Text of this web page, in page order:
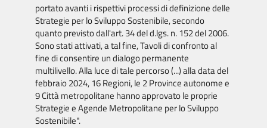
portato avanti i rispettivi processi di definizione delle
Strategie per lo Sviluppo Sostenibile, secondo
quanto previsto dall'art. 34 del d.lgs. n. 152 del 2006.
Sono stati attivati, a tal fine, Tavoli di confronto al
fine di consentire un dialogo permanente
multilivello. Alla luce di tale percorso (...) alla data del
febbraio 2024, 16 Regioni, le 2 Province autonome e
9 Città metropolitane hanno approvato le proprie
Strategie e Agende Metropolitane per lo Sviluppo
Sostenibile".